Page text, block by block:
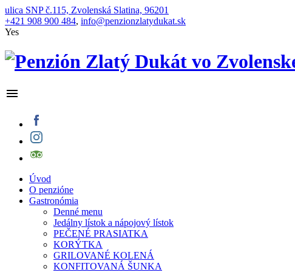
ulica SNP č.115, Zvolenská Slatina, 96201
+421 908 900 484, info@penzionzlatydukat.sk
Yes
Úvod
O penzióne
Gastronómia
Denné menu
Jedálny lístok a nápojový lístok
PEČENÉ PRASIATKA
KORÝTKA
GRILOVANÉ KOLENÁ
KONFITOVANÁ ŠUNKA